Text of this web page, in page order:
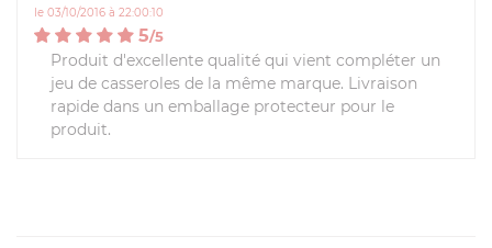
le 03/10/2016 à 22:00:10
5/5
Produit d'excellente qualité qui vient compléter un
jeu de casseroles de la même marque. Livraison
rapide dans un emballage protecteur pour le
produit.